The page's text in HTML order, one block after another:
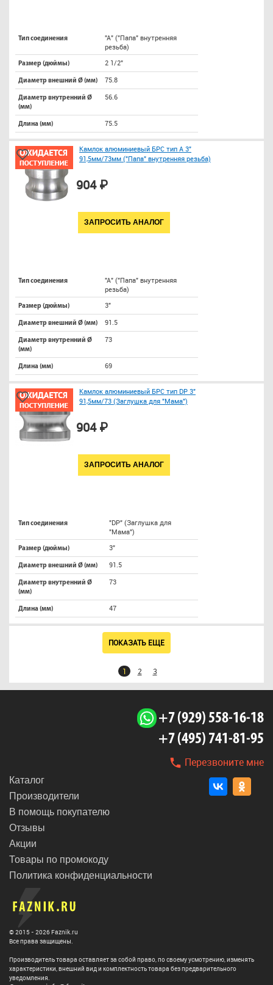
Тип соединения
"A" ("Папа" внутренняя
резьба)
Размер (дюймы) 2 1/2"
Диаметр внешний Ø (мм) 75.8
Диаметр внутренний Ø
(мм)
56.6
Длина (мм) 75.5
Камлок алюминиевый БРС тип A 3"
91,5мм/73мм ("Папа" внутренняя резьба)
904 ₽
ЗАПРОСИТЬ АНАЛОГ
Тип соединения
"A" ("Папа" внутренняя
резьба)
Размер (дюймы) 3"
Диаметр внешний Ø (мм) 91.5
Диаметр внутренний Ø
(мм)
73
Длина (мм) 69
Камлок алюминиевый БРС тип DP 3"
91,5мм/73 (Заглушка для "Мама")
904 ₽
ЗАПРОСИТЬ АНАЛОГ
Тип соединения
"DP" (Заглушка для
"Мама")
Размер (дюймы) 3"
Диаметр внешний Ø (мм) 91.5
Диаметр внутренний Ø
(мм)
73
Длина (мм) 47
ПОКАЗАТЬ ЕЩЕ
1 2 3
+7 (929) 558-16-18
+7 (495) 741-81-95
Перезвоните мне
Каталог
Производители
В помощь покупателю
Отзывы
Акции
Товары по промокоду
Политика конфиденциальности
© 2015 - 2026 Faznik.ru
Все права защищены.
Производитель товара оставляет за собой право, по своему усмотрению, изменять
характеристики, внешний вид и комплектность товара без предварительного
уведомления.